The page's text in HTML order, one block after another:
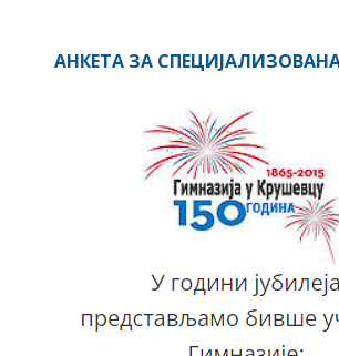
АНКЕТА ЗА